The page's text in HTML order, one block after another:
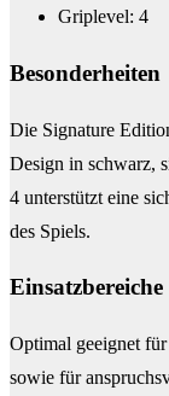
Griplevel: 4
Besonderheiten
Die Signature
Design in schwarz,
4 unterstützt eine
des Spiels.
Einsatzbereiche
Optimal geeignet
sowie für